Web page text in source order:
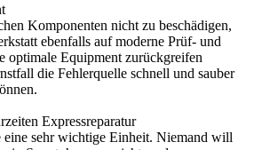
Komponenten nicht zu beschädigen,
ebenfalls auf moderne Prüf- und
optimale Equipment zurückgreifen
die Fehlerquelle schnell und sauber
Expressreparatur
eine sehr wichtige Einheit. Niemand will